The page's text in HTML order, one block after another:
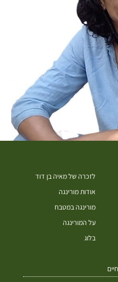
לזכרה של מאיה בן דוד
אודות מורינגה
מורינגה במטבח
על המורינגה
בלוג